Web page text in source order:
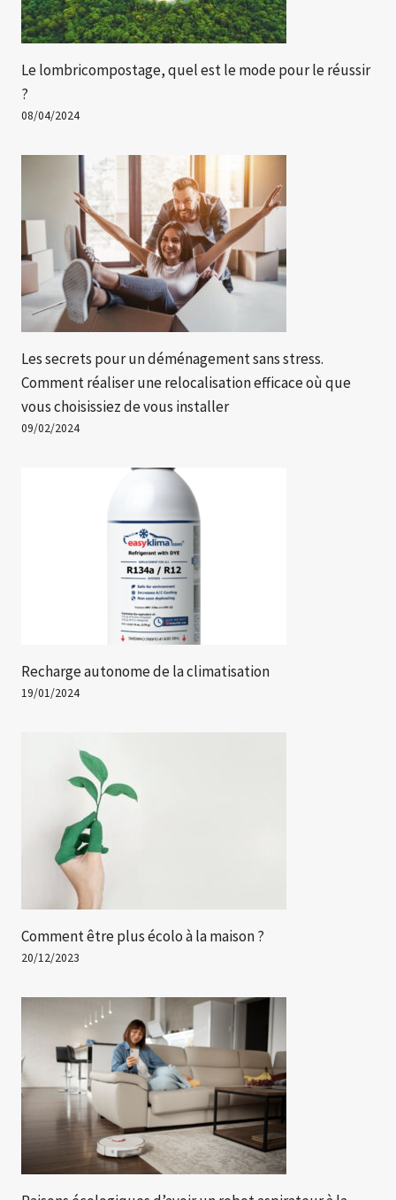
Le lombricompostage, quel est le mode pour le réussir
?
08/04/2024
Les secrets pour un déménagement sans stress.
Comment réaliser une relocalisation efficace où que
vous choisissiez de vous installer
09/02/2024
Recharge autonome de la climatisation
19/01/2024
Comment être plus écolo à la maison ?
20/12/2023